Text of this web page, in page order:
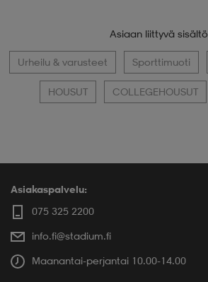
Asiaan liittyvä sisältö
Urheilu & varusteet Sporttimuoti
HOUSUT COLLEGEHOUSUT
Asiakaspalvelu:
075 325 2200
info.fi@stadium.fi
Maanantai-perjantai 10.00-14.00